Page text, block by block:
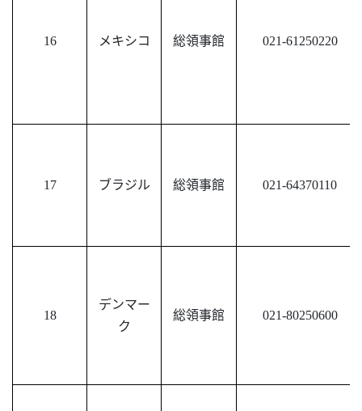
16 メキシコ 総領事館 021-61250220
17 ブラジル 総領事館 021-64370110
18
デンマー
ク
総領事館 021-80250600